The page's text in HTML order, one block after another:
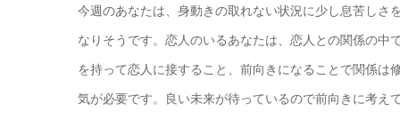
今週のあなたは、身動きの取れない状況に少し息苦しさ
なりそうです。恋人のいるあなたは、恋人との関係の
を持って恋人に接すること、前向きになることで関係
気が必要です。良い未来が待っているので前向きに考え